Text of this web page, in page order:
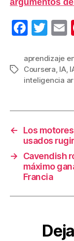
argumentos
F
c
e
o
k
T
tt
er
Etiquetas
aprendizaje
Coursera, IA,
inteligencia
←
Los
usados
→
Cavendish
máximo
Francia